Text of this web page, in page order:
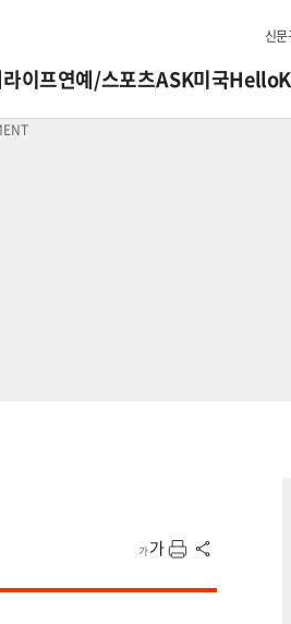
신
라이프연예/스포츠ASK미국